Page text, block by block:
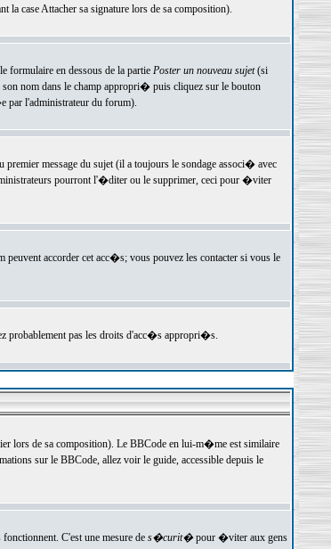
case Attacher sa signature lors de sa composition).
formulaire en dessous de la partie Poster un nouveau sujet(si
nom dans le champ appropri� puis cliquez sur le bouton
par l'administrateur du forum).
message du sujet (il a toujours le sondage associ� avec
pourront l'�diter ou le supprimer, ceci pour �viter
accorder cet acc�s; vous pouvez les contacter si vous le
probablement pas les droits d'acc�s appropri�s.
lors de sa composition). Le BBCode en lui-m�me est similaire
sur le BBCode, allez voir le guide, accessible depuis le
C'est une mesure de s�curit�pour �viter aux gens